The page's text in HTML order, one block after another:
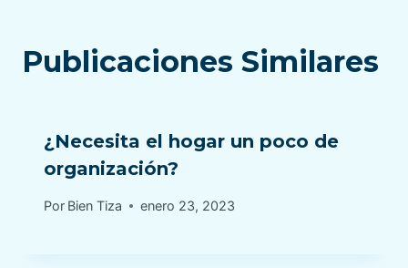
Publicaciones Similares
¿Necesita el hogar un poco de
organización?
Por Bien Tiza enero 23, 2023